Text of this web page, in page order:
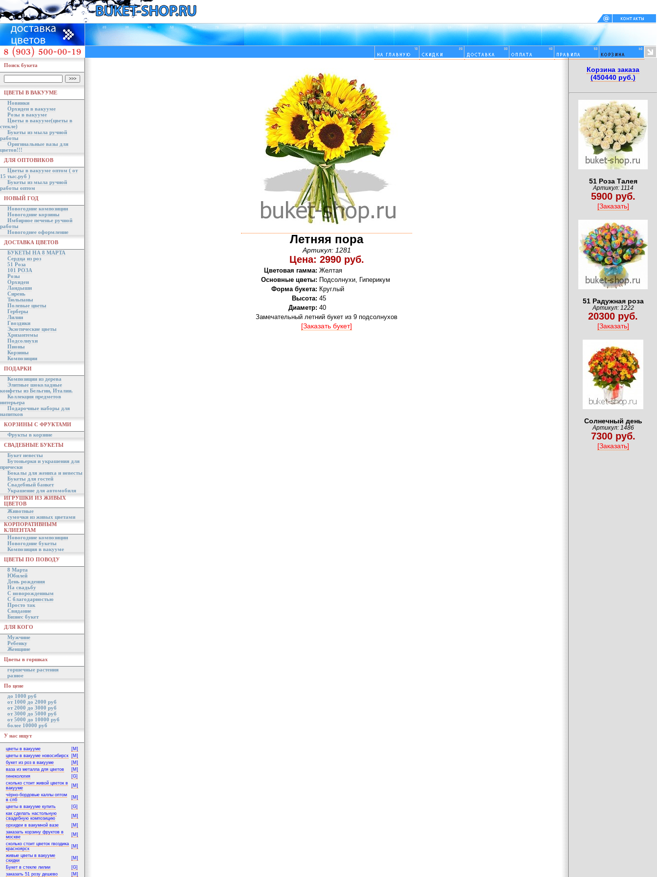
Поиск букета
ЦВЕТЫ В ВАКУУМЕ
Новинки
Орхидеи в вакууме
Розы в вакууме
Цветы в вакууме(цветы в
стекле)
Букеты из мыла ручной
работы
Оригинальные вазы для
цветов!!!
ДЛЯ ОПТОВИКОВ
Цветы в вакууме оптом ( от
15 тыс.руб )
Букеты из мыла ручной
работы оптом
НОВЫЙ ГОД
Новогодние композиции
Новогодние корзины
Имбирное печенье ручной
работы
Новогоднее оформление
ДОСТАВКА ЦВЕТОВ
БУКЕТЫ НА 8 МАРТА
Сердца из роз
51 Роза
101 РОЗА
Розы
Орхидеи
Ландыши
Сирень
Тюльпаны
Полевые цветы
Герберы
Лилии
Гвоздики
Экзотические цветы
Хризантемы
Подсолнухи
Пионы
Корзины
Композиции
ПОДАРКИ
Композиции из дерева
Элитные шоколадные
конфеты из Бельгии, Италии.
Коллекция предметов
интерьера
Подарочные наборы для
напитков
КОРЗИНЫ С ФРУКТАМИ
Фрукты в корзине
СВАДЕБНЫЕ БУКЕТЫ
Букет невесты
Бутоньерки и украшения для
прически
Бокалы для жениха и невесты
Букеты для гостей
Свадебный банкет
Украшение для автомобиля
ИГРУШКИ ИЗ ЖИВЫХ
ЦВЕТОВ
Животные
сумочки из живых цветами
КОРПОРАТИВНЫМ
КЛИЕНТАМ
Новогодние композиции
Новогодние букеты
Композиция в вакууме
ЦВЕТЫ ПО ПОВОДУ
8 Марта
Юбилей
День рождения
На свадьбу
С новорожденным
С благодарностью
Просто так
Свидание
Бизнес букет
ДЛЯ КОГО
Мужчине
Ребенку
Женщине
Цветы в горшках
горшечные растения
разное
По цене
до 1000 руб
от 1000 до 2000 руб
от 2000 до 3000 руб
от 3000 до 5000 руб
от 5000 до 10000 руб
более 10000 руб
У нас ищут
цветы в вакууме
[M]
цветы в вакууме новосибирск
[M]
букет из роз в вакууме
[M]
ваза из металла для цветов
[M]
гинекология
[G]
сколько стоит живой цветок в
вакууме
[M]
чёрно-бордовые каллы оптом
в спб
[M]
цветы в вакууме купить
[G]
как сделать настольную
свадебную композицию
[M]
орхидеи в вакумной вазе
[M]
заказать корзину фруктов в
москве
[M]
сколько стоит цветок гвоздика
красноярск
[M]
живые цветы в вакууме
скидки
[M]
Букет в стекле лилии
[G]
заказать 51 розу дешево
[M]
Летняя пора
Артикул: 1281
Цена: 2990 руб.
Цветовая гамма: Желтая
Основные цветы: Подсолнухи, Гиперикум
Форма букета: Круглый
Высота: 45
Диаметр: 40
Замечательный летний букет из 9 подсолнухов
[Заказать букет]
Корзина заказа
(450440 руб.)
51 Роза Талея
Артикул: 1114
5900 руб.
[Заказать]
51 Радужная роза
Артикул: 1222
20300 руб.
[Заказать]
Солнечный день
Артикул: 1486
7300 руб.
[Заказать]